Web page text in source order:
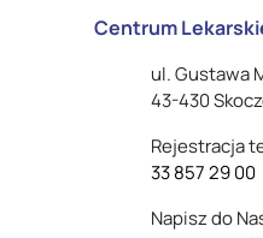
Centrum
ul. Gustawa
43-430
Rejestracja
33 857 29 00
Napisz do